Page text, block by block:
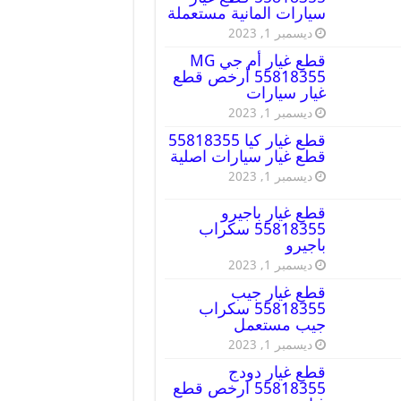
سيارات المانية مستعملة
ديسمبر 1, 2023
قطع غيار أم جي MG
55818355 أرخص قطع
غيار سيارات
ديسمبر 1, 2023
قطع غيار كيا 55818355
قطع غيار سيارات اصلية
ديسمبر 1, 2023
قطع غيار باجيرو
55818355 سكراب
باجيرو
ديسمبر 1, 2023
قطع غيار جيب
55818355 سكراب
جيب مستعمل
ديسمبر 1, 2023
قطع غيار دودج
55818355 ارخص قطع